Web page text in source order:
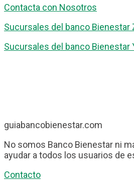
Contacta con Nosotros
Sucursales del banco Bienestar
Sucursales del banco Bienestar
guiabancobienestar.com
No somos Banco Bienestar ni
ayudar a todos los usuarios de
Contacto